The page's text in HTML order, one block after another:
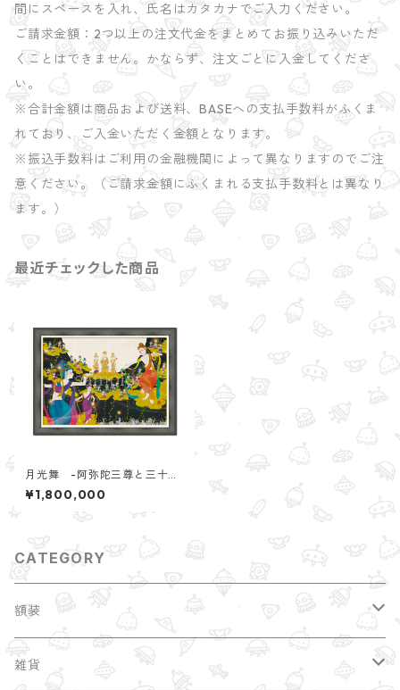
間にスペースを入れ、氏名はカタカナでご入力ください。
ご請求金額：2つ以上の注文代金をまとめてお振り込みいただ
くことはできません。かならず、注文ごとに入金してくださ
い。
※合計金額は商品および送料、BASEへの支払手数料がふくま
れており、ご入金いただく金額となります。
※振込手数料はご利用の金融機関によって異なりますのでご注
意ください。（ご請求金額にふくまれる支払手数料とは異なり
ます。）
最近チェックした商品
月光舞 -阿弥陀三尊と三十三
観音-
¥1,800,000
CATEGORY
額装
縁起干支
雑貨